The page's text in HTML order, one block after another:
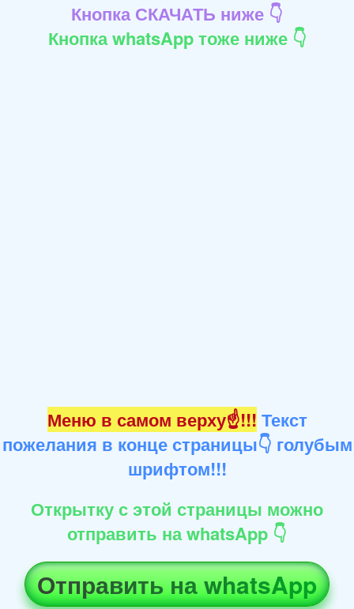
Кнопка СКАЧАТЬ ниже 👇
Кнопка whatsApp тоже ниже 👇
Меню в самом верху☝!!! Текст
пожелания в конце страницы👇 голубым
шрифтом!!!
Открытку с этой страницы можно
отправить на whatsApp 👇
Отправить на whatsApp